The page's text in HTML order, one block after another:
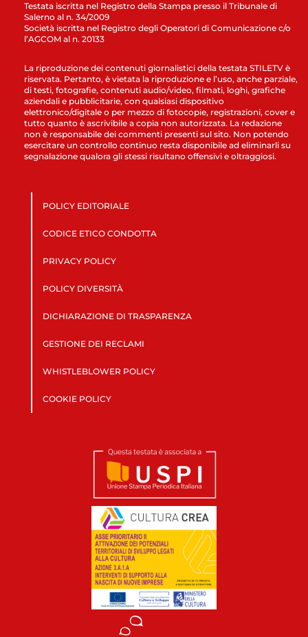
Testata iscritta nel Registro della Stampa presso il Tribunale di
Salerno al n. 34/2009
Società iscritta nel Registro degli Operatori di Comunicazione c/o
l’AGCOM al n. 20133
La riproduzione dei contenuti giornalistici della testata STILETV è
riservata. Pertanto, è vietata la riproduzione e l’uso, anche parziale,
di testi, fotografie, contenuti audio/video, filmati, loghi, grafiche
aziendali e pubblicitarie, con qualsiasi dispositivo
elettronico/digitale o per mezzo di fotocopie, registrazioni, cover e
tutto quanto è ascrivibile a copia non autorizzata. La redazione
non è responsabile dei commenti presenti sul sito. Non potendo
esercitare un controllo continuo resta disponibile ad eliminarli su
segnalazione qualora gli stessi risultano offensivi e oltraggiosi.
POLICY EDITORIALE
CODICE ETICO CONDOTTA
PRIVACY POLICY
POLICY DIVERSITÀ
DICHIARAZIONE DI TRASPARENZA
GESTIONE DEI RECLAMI
WHISTLEBLOWER POLICY
COOKIE POLICY